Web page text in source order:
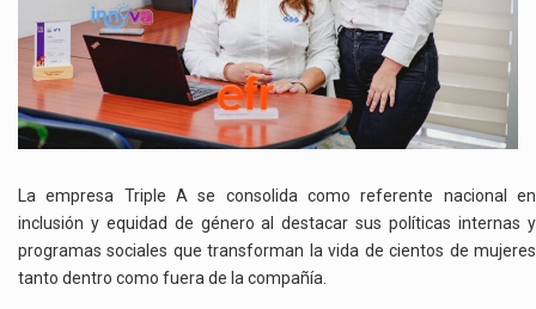
EMPODERAMIENTO
Y
EQUIDAD
LABORAL
La empresa Triple A se consolida como referente nacional en
inclusión y equidad de género al destacar sus políticas internas y
programas sociales que transforman la vida de cientos de mujeres
tanto dentro como fuera de la compañía.